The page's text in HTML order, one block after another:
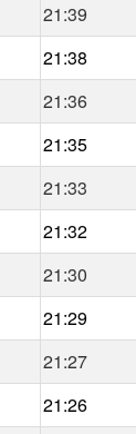
21:39
21:38
21:36
21:35
21:33
21:32
21:30
21:29
21:27
21:26